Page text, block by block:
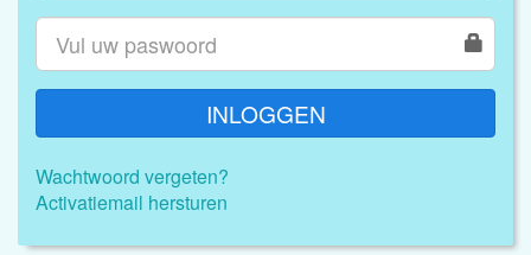
INLOGGEN
Wachtwoord vergeten?
Activatiemail hersturen